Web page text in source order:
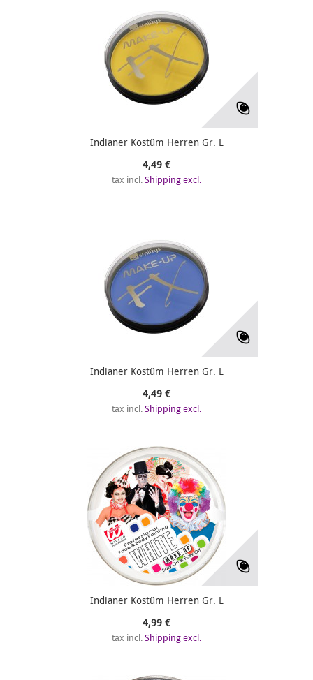
Indianer Kostüm Herren Gr. L
4,49 €
tax incl.Shipping excl.
Indianer Kostüm Herren Gr. L
4,49 €
tax incl.Shipping excl.
Indianer Kostüm Herren Gr. L
4,99 €
tax incl.Shipping excl.